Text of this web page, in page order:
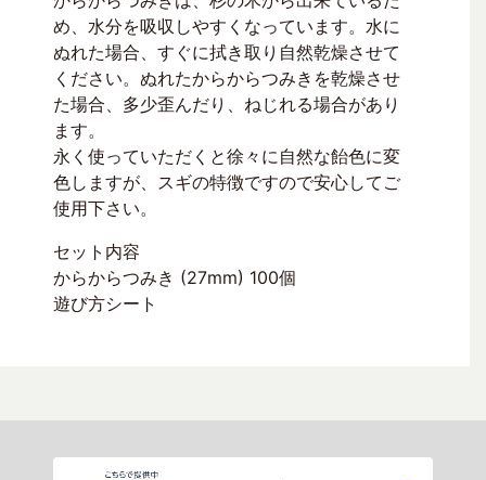
め、水分を吸収しやすくなっています。水に
ぬれた場合、すぐに拭き取り自然乾燥させて
ください。ぬれたからからつみきを乾燥させ
た場合、多少歪んだり、ねじれる場合があり
ます。
永く使っていただくと徐々に自然な飴色に変
色しますが、スギの特徴ですので安心してご
使用下さい。
セット内容
からからつみき (27mm) 100個
遊び方シート